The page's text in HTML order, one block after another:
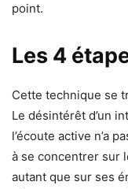
point.
Les 4
Cette technique se
Le désintérêt d’un
l’écoute active n’a
à se concentrer sur
autant que sur ses